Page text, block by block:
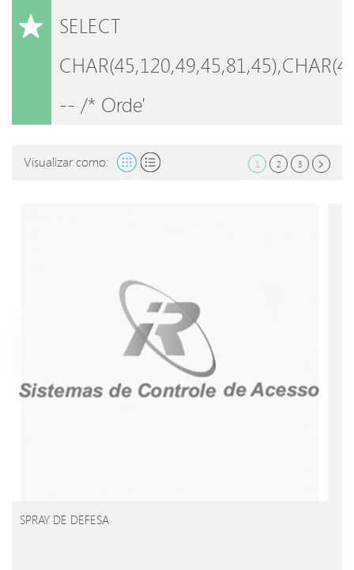
SELECT
-- /* Orde'
Visualizar como: 1 2 3
SPRAY DE DEFESA